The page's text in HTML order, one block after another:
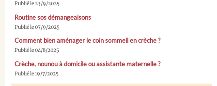
Publié le 23/9/2025
Routine sos démangeaisons
Publié le 07/9/2025
Comment bien aménager le coin sommeil en crèche ?
Publié le 04/8/2025
Crèche, nounou à domicile ou assistante maternelle ?
Publié le 19/7/2025